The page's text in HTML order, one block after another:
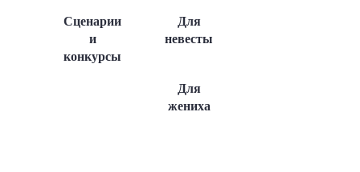
Сценарии
и
конкурсы
Для
невесты
Для
жениха